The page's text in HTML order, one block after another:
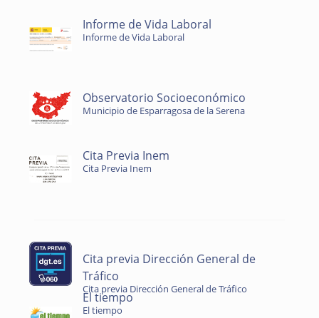
Informe de Vida Laboral
Informe de Vida Laboral
Observatorio Socioeconómico
Municipio de Esparragosa de la Serena
Cita Previa Inem
Cita Previa Inem
Cita previa Dirección General de
Tráfico
Cita previa Dirección General de Tráfico
El tiempo
El tiempo